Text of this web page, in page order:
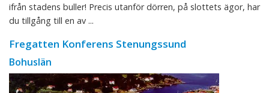
ifrån stadens buller! Precis utanför dörren, på slottets ägor, har
du tillgång till en av ...
Fregatten Konferens Stenungssund
Bohuslän